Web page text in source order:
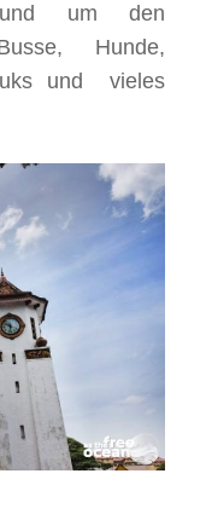
um den
Hunde,
und vieles